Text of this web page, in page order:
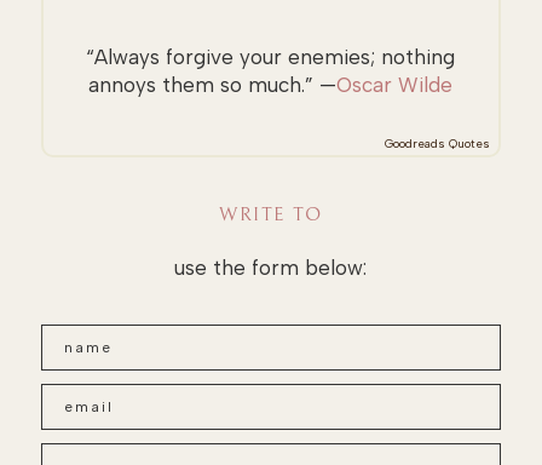
“Always forgive your enemies; nothing
annoys them so much.” —Oscar Wilde
Goodreads Quotes
WRITE TO
use the form below: